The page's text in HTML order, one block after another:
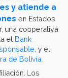
y atiende a
en Estados
una cooperativa
el Bank
, y el
de Bolivia
Los